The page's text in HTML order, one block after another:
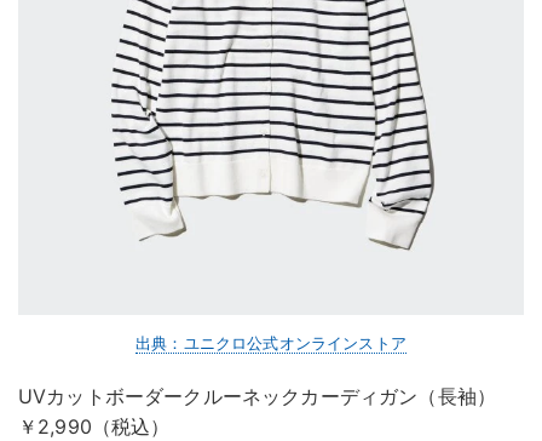
出典：ユニクロ公式オンラインストア
UVカットボーダークルーネックカーディガン（長袖）
￥2,990（税込）